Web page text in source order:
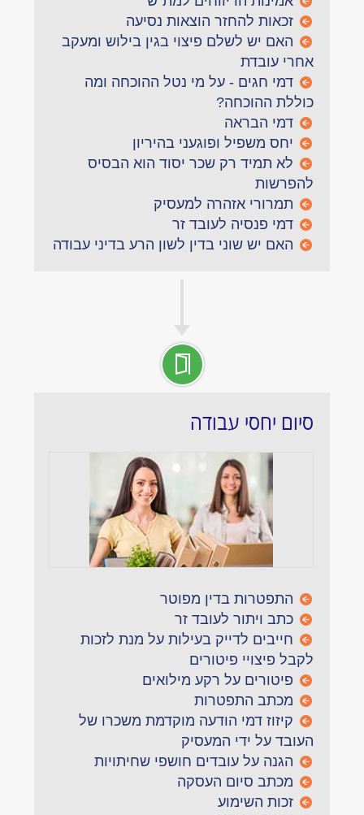
זכאות להחזר הוצאות נסיעה
האם יש לשלם פיצוי בגין בילוש ומעקב
אחרי עובדת
דמי חגים - על מי נטל ההוכחה ומה
כוללת ההוכחה?
דמי הבראה
יחס משפיל ופוגעני בהיריון
לא תמיד רק שכר יסוד הוא הבסיס
להפרשות
תמרורי אזהרה למעסיק
דמי פנסיה לעובד זר
האם יש שוני בדין לשון הרע בדיני עבודה
סיום יחסי עבודה
התפטרות בדין מפוטר
כתב ויתור לעובד זר
חייבים לדייק בעילות על מנת לזכות
לקבל פיצויי פיטורים
פיטורים על רקע מילואים
מכתב התפטרות
קיזוז דמי הודעה מוקדמת משכרו של
העובד על ידי המעסיק
הגנה על עובדים חושפי שחיתויות
מכתב סיום העסקה
זכות השימוע